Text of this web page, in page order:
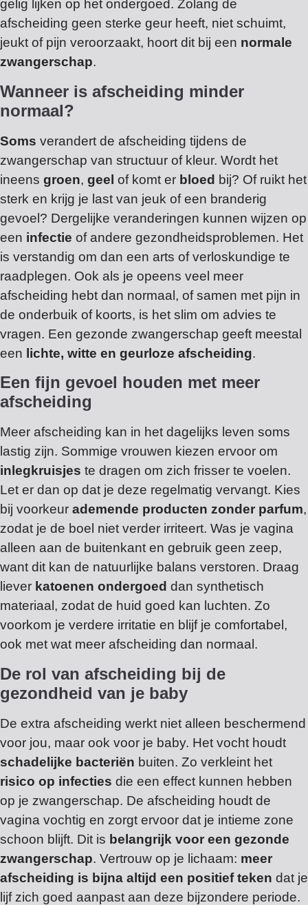
gelig lijken op het ondergoed. Zolang de
afscheiding geen sterke geur heeft, niet schuimt,
jeukt of pijn veroorzaakt, hoort dit bij een normale
zwangerschap.
Wanneer is afscheiding minder
normaal?
Soms verandert de afscheiding tijdens de
zwangerschap van structuur of kleur. Wordt het
ineens groen, geel of komt er bloed bij? Of ruikt het
sterk en krijg je last van jeuk of een branderig
gevoel? Dergelijke veranderingen kunnen wijzen op
een infectie of andere gezondheidsproblemen. Het
is verstandig om dan een arts of verloskundige te
raadplegen. Ook als je opeens veel meer
afscheiding hebt dan normaal, of samen met pijn in
de onderbuik of koorts, is het slim om advies te
vragen. Een gezonde zwangerschap geeft meestal
een lichte, witte en geurloze afscheiding.
Een fijn gevoel houden met meer
afscheiding
Meer afscheiding kan in het dagelijks leven soms
lastig zijn. Sommige vrouwen kiezen ervoor om
inlegkruisjes te dragen om zich frisser te voelen.
Let er dan op dat je deze regelmatig vervangt. Kies
bij voorkeur ademende producten zonder parfum,
zodat je de boel niet verder irriteert. Was je vagina
alleen aan de buitenkant en gebruik geen zeep,
want dit kan de natuurlijke balans verstoren. Draag
liever katoenen ondergoed dan synthetisch
materiaal, zodat de huid goed kan luchten. Zo
voorkom je verdere irritatie en blijf je comfortabel,
ook met wat meer afscheiding dan normaal.
De rol van afscheiding bij de
gezondheid van je baby
De extra afscheiding werkt niet alleen beschermend
voor jou, maar ook voor je baby. Het vocht houdt
schadelijke bacteriën buiten. Zo verkleint het
risico op infecties die een effect kunnen hebben
op je zwangerschap. De afscheiding houdt de
vagina vochtig en zorgt ervoor dat je intieme zone
schoon blijft. Dit is belangrijk voor een gezonde
zwangerschap. Vertrouw op je lichaam: meer
afscheiding is bijna altijd een positief teken dat je
lijf zich goed aanpast aan deze bijzondere periode.